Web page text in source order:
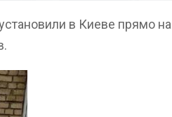
в Киеве прямо на